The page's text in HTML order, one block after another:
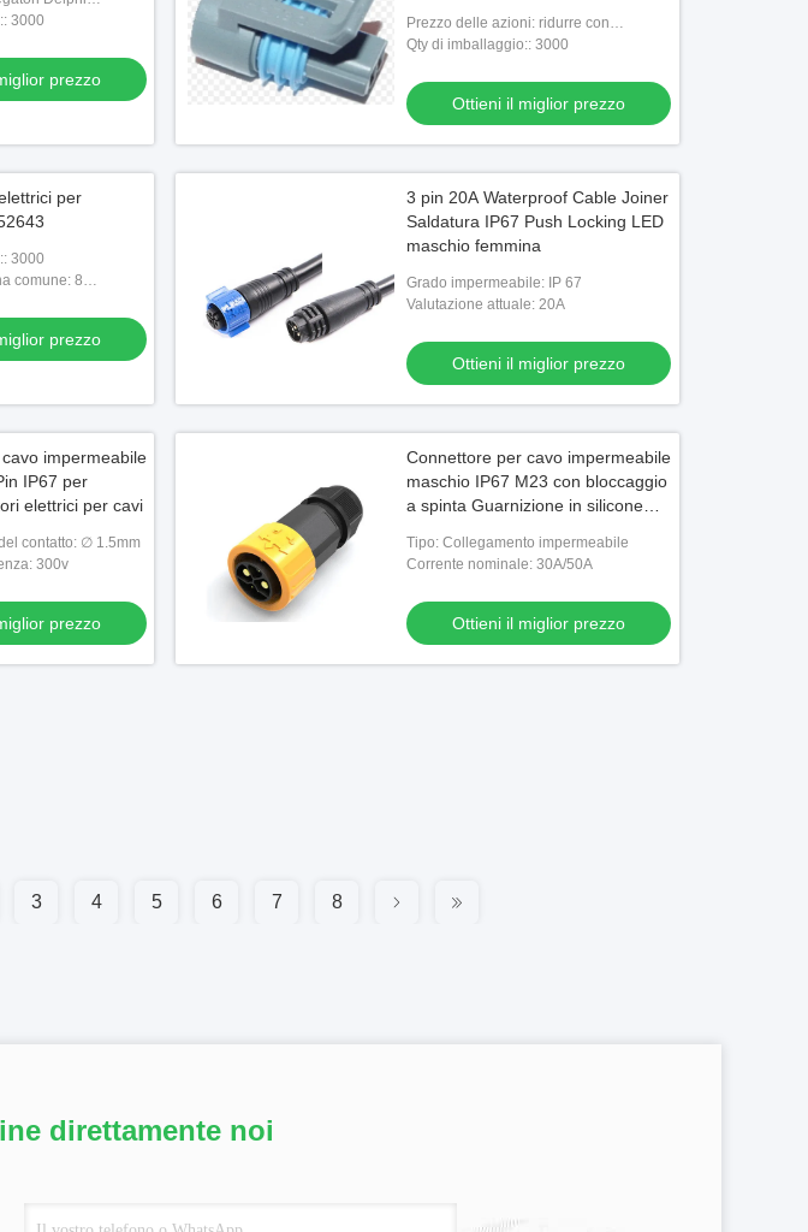
autoveicoli
Qty di imballaggio:: 3000
prezzo
Prezzo delle azioni: ridurre con
l'aumento della quantità
Qty di imballaggio:: 3000
Ottieni il miglior prezzo
per
Qty di imballaggio:: 3000
comune: 8
prezzo
3 pin 20A Waterproof Cable Joiner
Saldatura IP67 Push Locking LED
maschio femmina
Grado impermeabile: IP 67
Valutazione attuale: 20A
Ottieni il miglior prezzo
impermeabile
IP67 per
elettrici per cavi
diametro/numero del contatto: ∅ 1.5mm
Tensione di resistenza: 300v
prezzo
Connettore per cavo impermeabile
maschio IP67 M23 con bloccaggio
a spinta Guarnizione in silicone
Tipo: Collegamento impermeabile
Corrente nominale: 30A/50A
Ottieni il miglior prezzo
3 4 5 6 7 8
direttamente noi